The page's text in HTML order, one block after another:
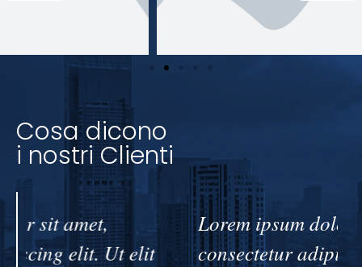
Cosa dicono
i nostri Clienti
Lorem ipsum dolor sit amet,
consectetur adipiscing elit. Ut elit